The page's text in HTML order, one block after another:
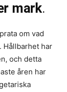
mark.
om vad
Hållbarhet har
och detta
åren har